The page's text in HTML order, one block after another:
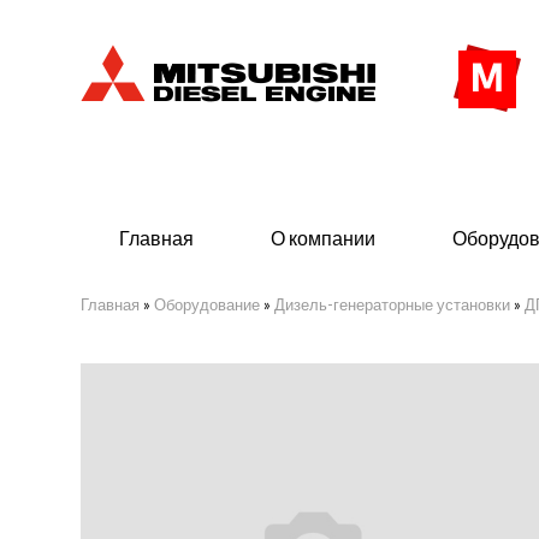
Главная О компании
Дизельные двигатели
Главная » Оборудование » Дизель-генераторные установки »